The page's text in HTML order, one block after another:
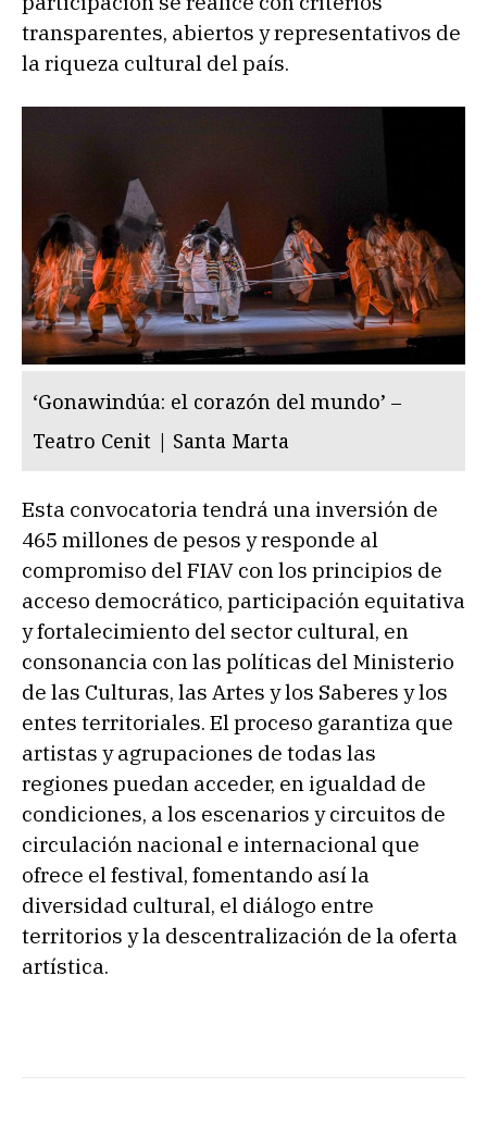
transparentes, abiertos y representativos de
la riqueza cultural del país.
‘Gonawindúa: el corazón del mundo’ –
Teatro Cenit | Santa Marta
Esta convocatoria tendrá una inversión de
465 millones de pesos y responde al
compromiso del FIAV con los principios de
acceso democrático, participación equitativa
y fortalecimiento del sector cultural, en
consonancia con las políticas del Ministerio
de las Culturas, las Artes y los Saberes y los
entes territoriales. El proceso garantiza que
artistas y agrupaciones de todas las
regiones puedan acceder, en igualdad de
condiciones, a los escenarios y circuitos de
circulación nacional e internacional que
ofrece el festival, fomentando así la
diversidad cultural, el diálogo entre
territorios y la descentralización de la oferta
artística.